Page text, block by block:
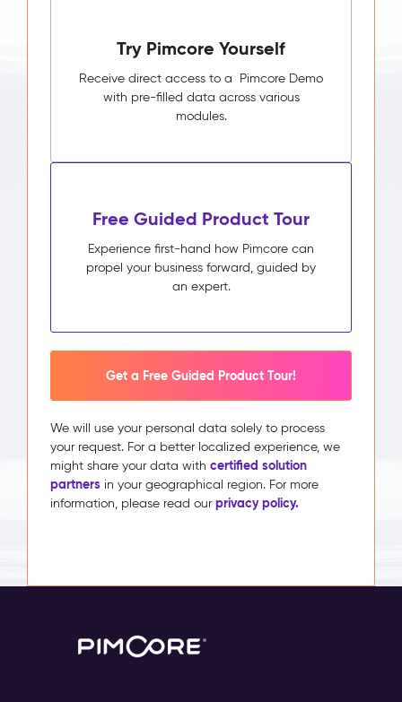
Try Pimcore Yourself
Receive direct access to a Pimcore Demo
with pre-filled data across various
modules.
Free Guided Product Tour
Experience first-hand how Pimcore can
propel your business forward, guided by
an expert.
Get a Free Guided Product Tour!
We will use your personal data solely to process
your request. For a better localized experience, we
might share your data with certified solution
partners in your geographical region. For more
information, please read our privacy policy.